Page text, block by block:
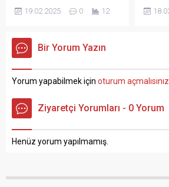
uçurum ile yol arasında
çekilerek kurtarıldı. Olay,
İlkadım ilçesine bağlı Cedit
Sokak üzerinde saat 10.00
sıralarında meydana geldi.
Edinilen bilgiye göre, dün
geceden itibaren yağışların
19.02.2025 0 12
olarak
Bir Yorum Yazın
Yorum yapabilmek için oturum açmalısınız
Ziyaretçi Yorumları - 0 Yorum
Henüz yorum yapılmamış.